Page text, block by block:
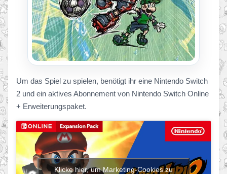
Um das Spiel zu spielen, benötigt ihr eine Nintendo Switch
2 und ein aktives Abonnement von Nintendo Switch Online
+ Erweiterungspaket.
Klicke hier, um Marketing-Cookies zu